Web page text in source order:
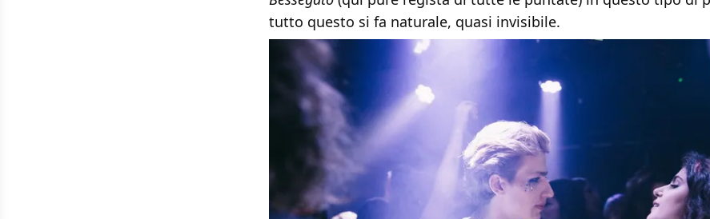
tutto questo si fa naturale, quasi invisibile.